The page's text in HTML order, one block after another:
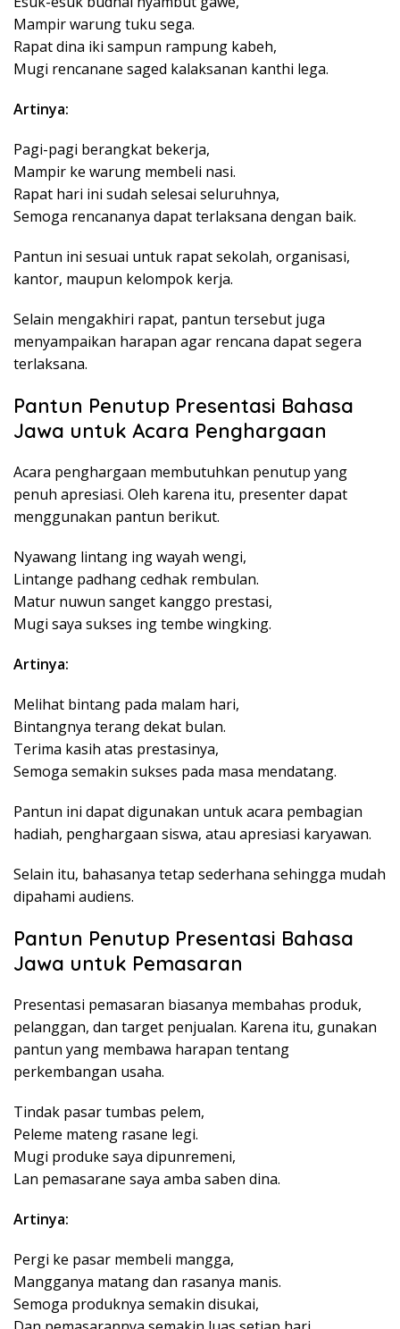
Mampir warung tuku sega.
Rapat dina iki sampun rampung kabeh,
Mugi rencanane saged kalaksanan kanthi lega.
Artinya:
Pagi-pagi berangkat bekerja,
Mampir ke warung membeli nasi.
Rapat hari ini sudah selesai seluruhnya,
Semoga rencananya dapat terlaksana dengan baik.
Pantun ini sesuai untuk rapat sekolah, organisasi,
kantor, maupun kelompok kerja.
Selain mengakhiri rapat, pantun tersebut juga
menyampaikan harapan agar rencana dapat segera
terlaksana.
Pantun Penutup Presentasi Bahasa
Jawa untuk Acara Penghargaan
Acara penghargaan membutuhkan penutup yang
penuh apresiasi. Oleh karena itu, presenter dapat
menggunakan pantun berikut.
Nyawang lintang ing wayah wengi,
Lintange padhang cedhak rembulan.
Matur nuwun sanget kanggo prestasi,
Mugi saya sukses ing tembe wingking.
Artinya:
Melihat bintang pada malam hari,
Bintangnya terang dekat bulan.
Terima kasih atas prestasinya,
Semoga semakin sukses pada masa mendatang.
Pantun ini dapat digunakan untuk acara pembagian
hadiah, penghargaan siswa, atau apresiasi karyawan.
Selain itu, bahasanya tetap sederhana sehingga mudah
dipahami audiens.
Pantun Penutup Presentasi Bahasa
Jawa untuk Pemasaran
Presentasi pemasaran biasanya membahas produk,
pelanggan, dan target penjualan. Karena itu, gunakan
pantun yang membawa harapan tentang
perkembangan usaha.
Tindak pasar tumbas pelem,
Peleme mateng rasane legi.
Mugi produke saya dipunremeni,
Lan pemasarane saya amba saben dina.
Artinya:
Pergi ke pasar membeli mangga,
Mangganya matang dan rasanya manis.
Semoga produknya semakin disukai,